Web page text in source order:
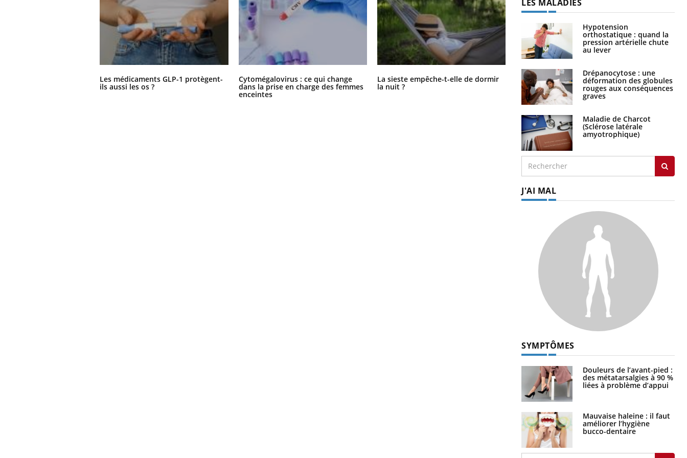
Les médicaments GLP-1 protègent-
ils aussi les os ?
Cytomégalovirus : ce qui change
dans la prise en charge des femmes
enceintes
La sieste empêche-t-elle de dormir
la nuit ?
VIH : la fin du comprimé tous les
jours se profile-t-elle enfin ?
LES MALADIES
Hypotension
orthostatique : quand la
pression artérielle chute
au lever
Drépanocytose : une
déformation des globules
rouges aux conséquences
graves
Maladie de Charcot
(Sclérose latérale
amyotrophique)
J'AI MAL
SYMPTÔMES
Douleurs de l’avant-pied :
des métatarsalgies à 90 %
liées à problème d’appui
Mauvaise haleine : il faut
améliorer l’hygiène
bucco-dentaire